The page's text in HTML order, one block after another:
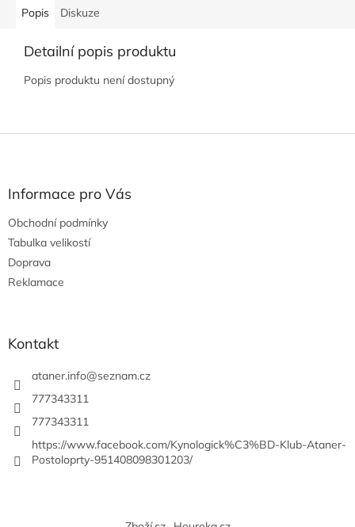
Popis Diskuze
Detailní popis produktu
Popis produktu není dostupný
Informace pro Vás
Obchodní podmínky
Tabulka velikostí
Doprava
Reklamace
Kontakt
ataner.info@seznam.cz
777343311
777343311
https://www.facebook.com/Kynologick%C3%BD-Klub-Ataner-
Postoloprty-951408098301203/